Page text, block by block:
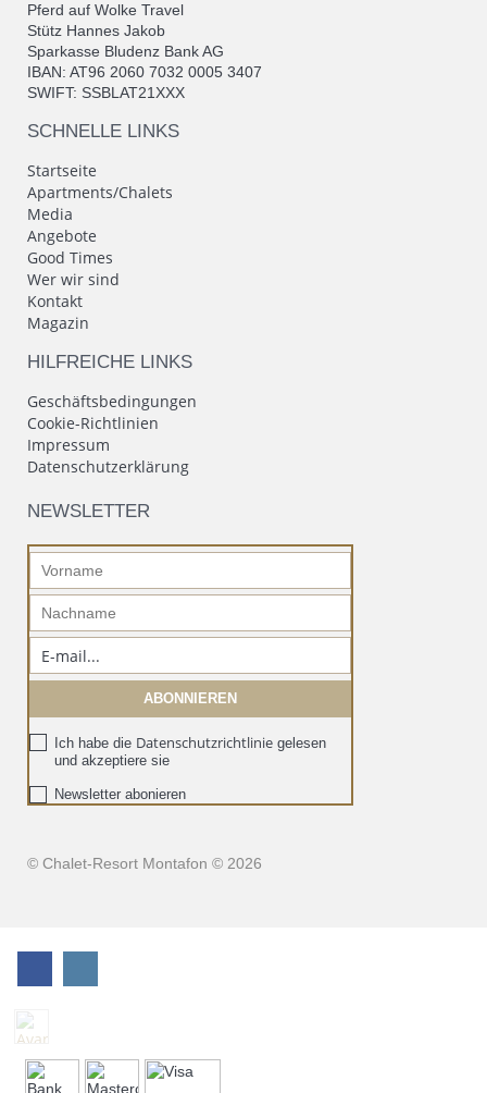
Pferd auf Wolke Travel
Stütz Hannes Jakob
Sparkasse Bludenz Bank AG
IBAN: AT96 2060 7032 0005 3407
SWIFT: SSBLAT21XXX
SCHNELLE LINKS
Startseite
Apartments/Chalets
Media
Angebote
Good Times
Wer wir sind
Kontakt
Magazin
HILFREICHE LINKS
Geschäftsbedingungen
Cookie-Richtlinien
Impressum
Datenschutzerklärung
NEWSLETTER
Ich habe die Datenschutzrichtliniegelesen
und akzeptiere sie
Newsletter abonieren
© Chalet-Resort Montafon © 2026